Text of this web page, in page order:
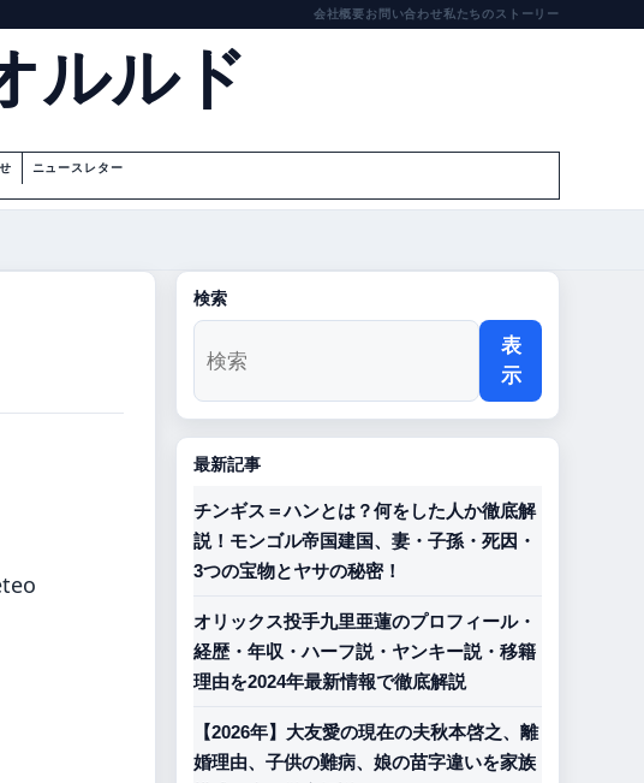
会社概要お問い合わせ私たちのストーリー
ルルド
ニュースレター
検索
表
示
最新記事
チンギス＝ハンとは？何をした人か徹底解
説！モンゴル帝国建国、妻・子孫・死因・
3つの宝物とヤサの秘密！
オリックス投手九里亜蓮のプロフィール・
経歴・年収・ハーフ説・ヤンキー説・移籍
理由を2024年最新情報で徹底解説
【2026年】大友愛の現在の夫秋本啓之、離
婚理由、子供の難病、娘の苗字違いを家族